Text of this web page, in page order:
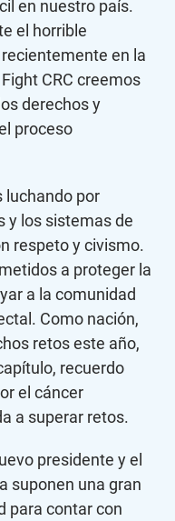
en nuestro país.
el horrible
en la
CRC creemos
derechos y
proceso
luchando por
y los sistemas de
respeto y civismo.
a proteger la
a la comunidad
Como nación,
retos este año,
recuerdo
el cáncer
a superar retos.
presidente y el
suponen una gran
para contar con